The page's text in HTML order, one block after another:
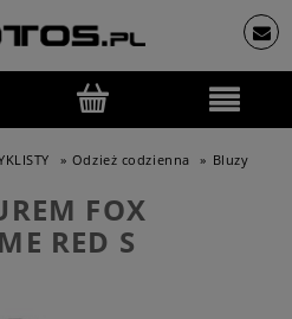
» Odzież codzienna » Bluzy
FOX
RED S